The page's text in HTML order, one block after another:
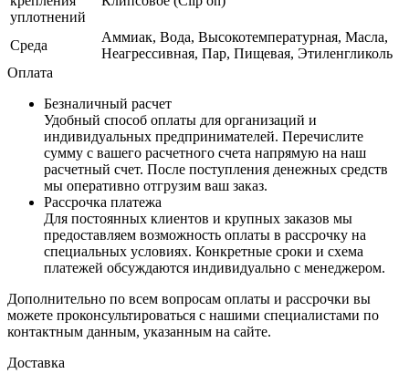
уплотнений
Среда
Аммиак, Вода, Высокотемпературная, Масла,
Неагрессивная, Пар, Пищевая, Этиленгликоль
Оплата
Безналичный расчет
Удобный способ оплаты для организаций и
индивидуальных предпринимателей. Перечислите
сумму с вашего расчетного счета напрямую на наш
расчетный счет. После поступления денежных средств
мы оперативно отгрузим ваш заказ.
Рассрочка платежа
Для постоянных клиентов и крупных заказов мы
предоставляем возможность оплаты в рассрочку на
специальных условиях. Конкретные сроки и схема
платежей обсуждаются индивидуально с менеджером.
Дополнительно по всем вопросам оплаты и рассрочки вы
можете проконсультироваться с нашими специалистами по
контактным данным, указанным на сайте.
Доставка